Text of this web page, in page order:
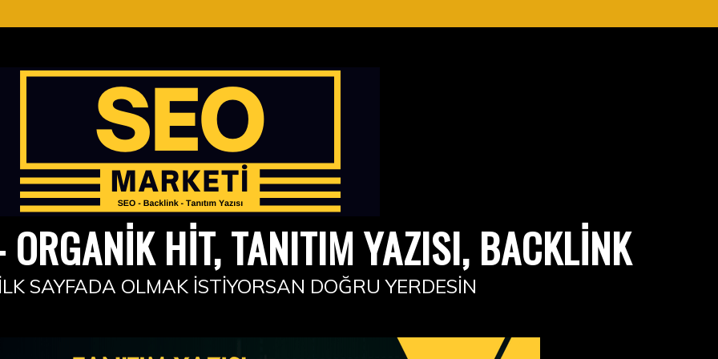
ORGANIK HIT, TANITIM YAZISI, BACKLINK
SAYFADA OLMAK İSTIYORSAN DOĞRU YERDESIN